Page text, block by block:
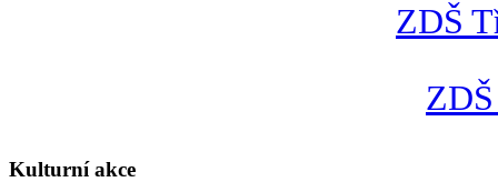
ZDŠ
Kulturní akce